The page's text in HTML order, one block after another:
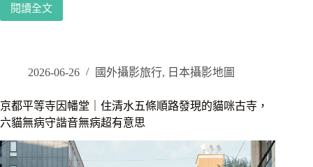
閱讀全文
Klook
伊
美
山
一
日
遊
2026-06-26 國外攝影旅行, 日本攝影地圖
京都平等寺因幡堂｜住清水五條順路發現的貓咪古寺，
六貓無病守諧音無病超有意思